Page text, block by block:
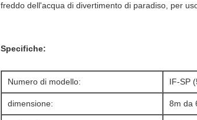
freddo dell'acqua di divertimento di paradiso, per
Specifiche:
Numero di modello: IF-SP
dimensione: 8m da